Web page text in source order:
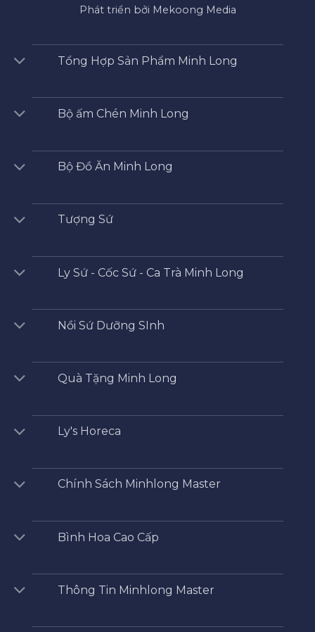
Phát triển bởi Mekoong Media
Tổng Hợp Sản Phẩm Minh Long
Bộ ấm Chén Minh Long
Bộ Đồ Ăn Minh Long
Tượng Sứ
Ly Sứ - Cốc Sứ - Ca Trà Minh Long
Nồi Sứ Dưỡng SInh
Quà Tặng Minh Long
Ly's Horeca
Chính Sách Minhlong Master
Bình Hoa Cao Cấp
Thông Tin Minhlong Master